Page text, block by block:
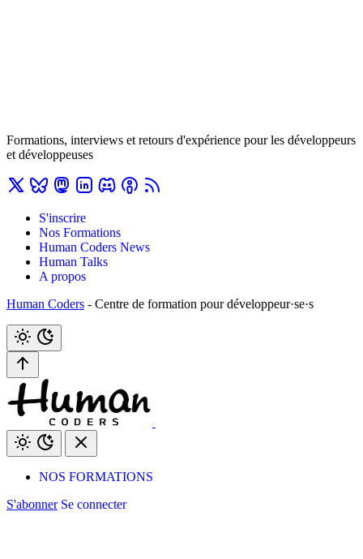
Formations, interviews et retours d'expérience pour les développeurs
et développeuses
S'inscrire
Nos Formations
Human Coders News
Human Talks
A propos
Human Coders - Centre de formation pour développeur·se·s
NOS FORMATIONS
S'abonner Se connecter